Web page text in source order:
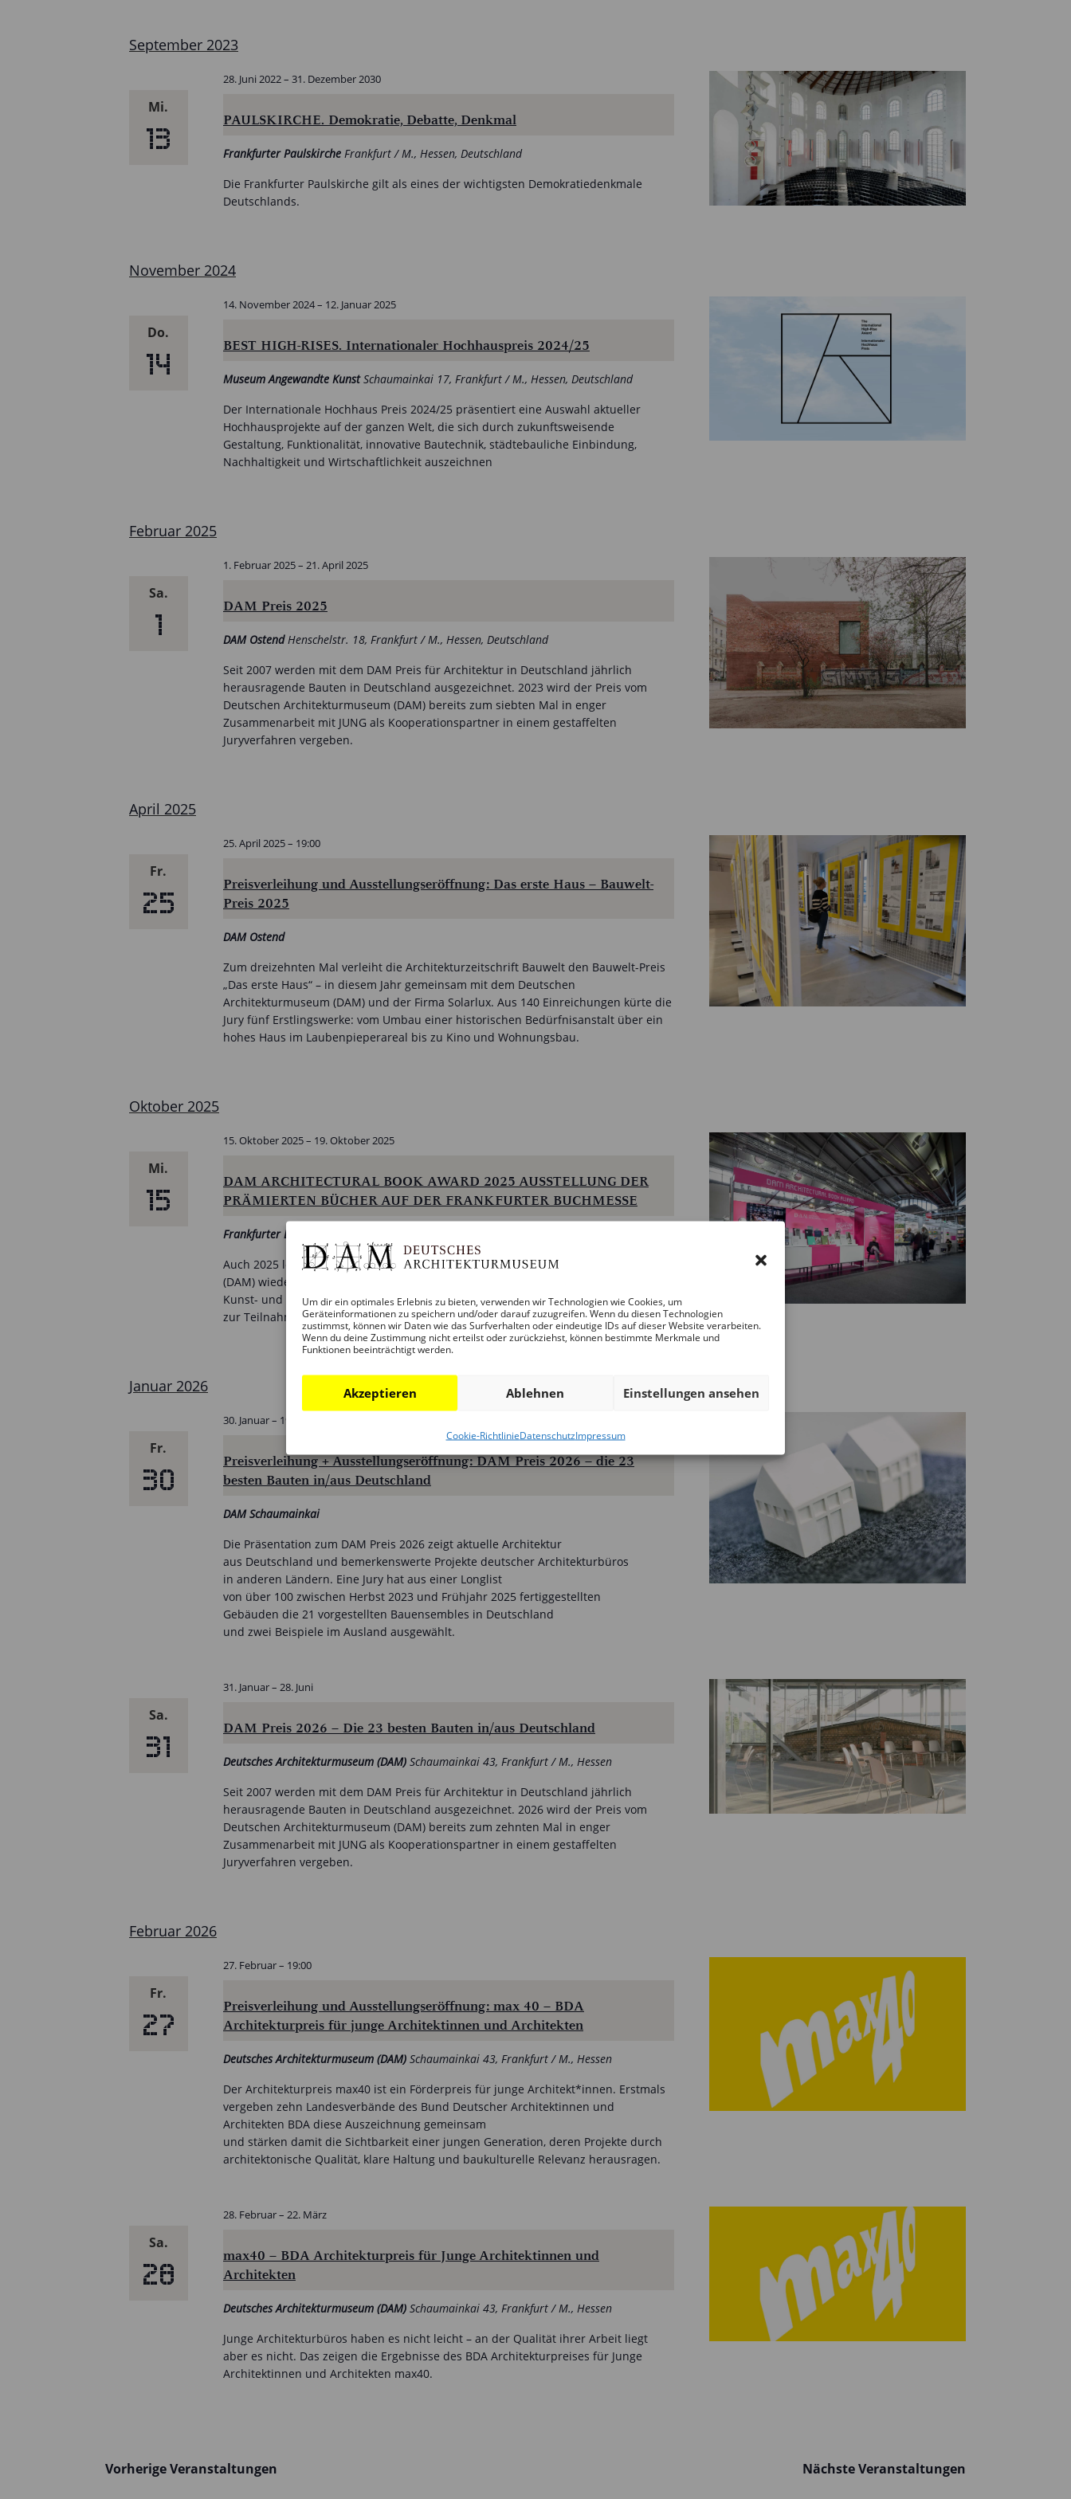
Um dir ein optimales Erlebnis zu bieten, verwenden wir Technologien wie Cookies, um
Geräteinformationen zu speichern und/oder darauf zuzugreifen. Wenn du diesen Technologien
zustimmst, können wir Daten wie das Surfverhalten oder eindeutige IDs auf dieser Website verarbeiten.
Wenn du deine Zustimmung nicht erteilst oder zurückziehst, können bestimmte Merkmale und
Funktionen beeinträchtigt werden.
Akzeptieren Ablehnen Einstellungen ansehen
Cookie-RichtlinieDatenschutzImpressum
September 2023
Mi.
13
PAULSKIRCHE. Demokratie, Debatte, Denkmal
28. Juni 2022– 31. Dezember 2030
Frankfurter Paulskirche Frankfurt / M., Hessen, Deutschland
Die Frankfurter Paulskirche gilt als eines der wichtigsten Demokratiedenkmale
Deutschlands.
November 2024
Do.
14
BEST HIGH-RISES. Internationaler Hochhauspreis 2024/25
14. November 2024– 12. Januar 2025
Museum Angewandte KunstSchaumainkai 17, Frankfurt / M., Hessen, Deutschland
Der Internationale Hochhaus Preis 2024/25 präsentiert eine Auswahl aktueller
Hochhausprojekte auf der ganzen Welt, die sich durch zukunftsweisende
Gestaltung, Funktionalität, innovative Bautechnik, städtebauliche Einbindung,
Nachhaltigkeit und Wirtschaftlichkeit auszeichnen
Februar 2025
Sa.
1
DAM Preis 2025
1. Februar 2025– 21. April 2025
DAM OstendHenschelstr. 18, Frankfurt / M., Hessen, Deutschland
Seit 2007 werden mit dem DAM Preis für Architektur in Deutschland jährlich
herausragende Bauten in Deutschland ausgezeichnet. 2023 wird der Preis vom
Deutschen Architekturmuseum (DAM) bereits zum siebten Mal in enger
Zusammenarbeit mit JUNG als Kooperationspartner in einem gestaffelten
Juryverfahren vergeben.
April 2025
Fr.
25
Preisverleihung und Ausstellungseröffnung: Das erste Haus – Bauwelt-
Preis 2025
25. April 2025 – 19:00
DAM Ostend
Zum dreizehnten Mal verleiht die Architekturzeitschrift Bauwelt den Bauwelt-Preis
„Das erste Haus“ – in diesem Jahr gemeinsam mit dem Deutschen
Architekturmuseum (DAM) und der Firma Solarlux. Aus 140 Einreichungen kürte die
Jury fünf Erstlingswerke: vom Umbau einer historischen Bedürfnisanstalt über ein
hohes Haus im Laubenpieperareal bis zu Kino und Wohnungsbau.
Oktober 2025
Mi.
15
DAM ARCHITECTURAL BOOK AWARD 2025 AUSSTELLUNG DER
PRÄMIERTEN BÜCHER AUF DER FRANKFURTER BUCHMESSE
15. Oktober 2025– 19. Oktober 2025
Frankfurter Buchmesse
Auch 2025 loben die Frankfurter Buchmesse und das Deutsche Architekturmuseum
(DAM) wieder den internationalen DAM Architectural Book Award aus und rufen alle
Kunst- und Architekturbuchverlage weltweit
zur Teilnahme auf.
Januar 2026
Fr.
30
Preisverleihung + Ausstellungseröffnung: DAM Preis 2026 – die 23
besten Bauten in/aus Deutschland
30. Januar – 19:00
DAM Schaumainkai
Die Präsentation zum DAM Preis 2026 zeigt aktuelle Architektur
aus Deutschland und bemerkenswerte Projekte deutscher Architekturbüros
in anderen Ländern. Eine Jury hat aus einer Longlist
von über 100 zwischen Herbst 2023 und Frühjahr 2025 fertiggestellten
Gebäuden die 21 vorgestellten Bauensembles in Deutschland
und zwei Beispiele im Ausland ausgewählt.
Sa.
31
DAM Preis 2026 – Die 23 besten Bauten in/aus Deutschland
31. Januar– 28. Juni
Deutsches Architekturmuseum (DAM) Schaumainkai 43, Frankfurt / M., Hessen
Seit 2007 werden mit dem DAM Preis für Architektur in Deutschland jährlich
herausragende Bauten in Deutschland ausgezeichnet. 2026 wird der Preis vom
Deutschen Architekturmuseum (DAM) bereits zum zehnten Mal in enger
Zusammenarbeit mit JUNG als Kooperationspartner in einem gestaffelten
Juryverfahren vergeben.
Februar 2026
Fr.
27
Preisverleihung und Ausstellungseröffnung: max 40 – BDA
Architekturpreis für junge Architektinnen und Architekten
27. Februar – 19:00
Deutsches Architekturmuseum (DAM) Schaumainkai 43, Frankfurt / M., Hessen
Der Architekturpreis max40 ist ein Förderpreis für junge Architekt*innen. Erstmals
vergeben zehn Landesverbände des Bund Deutscher Architektinnen und
Architekten BDA diese Auszeichnung gemeinsam
und stärken damit die Sichtbarkeit einer jungen Generation, deren Projekte durch
architektonische Qualität, klare Haltung und baukulturelle Relevanz herausragen.
Sa.
28
max40 – BDA Architekturpreis für Junge Architektinnen und
Architekten
28. Februar– 22. März
Deutsches Architekturmuseum (DAM) Schaumainkai 43, Frankfurt / M., Hessen
Junge Architekturbüros haben es nicht leicht – an der Qualität ihrer Arbeit liegt
aber es nicht. Das zeigen die Ergebnisse des BDA Architekturpreises für Junge
Architektinnen und Architekten max40.
VorherigeVeranstaltungen NächsteVeranstaltungen